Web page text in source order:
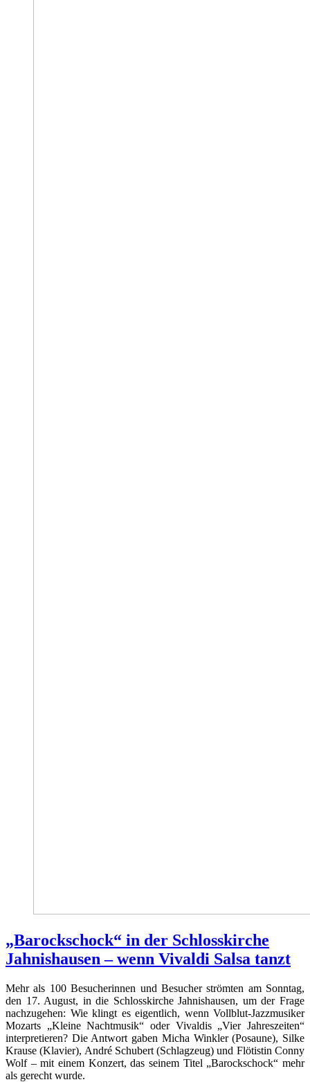
„Barockschock“ in der Schlosskirche
Jahnishausen – wenn Vivaldi Salsa tanzt
Mehr als 100 Besucherinnen und Besucher strömten am Sonntag,
den 17. August, in die Schlosskirche Jahnishausen, um der Frage
nachzugehen: Wie klingt es eigentlich, wenn Vollblut-Jazzmusiker
Mozarts „Kleine Nachtmusik“ oder Vivaldis „Vier Jahreszeiten“
interpretieren? Die Antwort gaben Micha Winkler (Posaune), Silke
Krause (Klavier), André Schubert (Schlagzeug) und Flötistin Conny
Wolf – mit einem Konzert, das seinem Titel „Barockschock“ mehr
als gerecht wurde.